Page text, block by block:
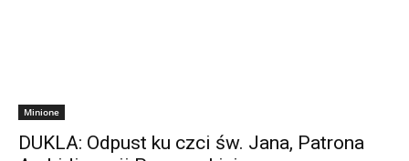
Minione
DUKLA: Odpust ku czci św. Jana, Patrona